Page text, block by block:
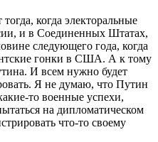
когда электоральные
и в Соединенных Штатах,
следующего года, когда
гонки в США. А к тому
И всем нужно будет
Я не думаю, что Путин
то военные успехи,
на дипломатическом
что-то своему